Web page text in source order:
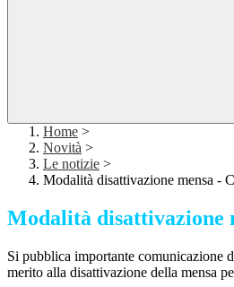
Home >
Novità >
Le notizie >
Modalità disattivazione mensa -
Modalità disattivazione
Si pubblica importante comunicazione
merito alla disattivazione della mensa